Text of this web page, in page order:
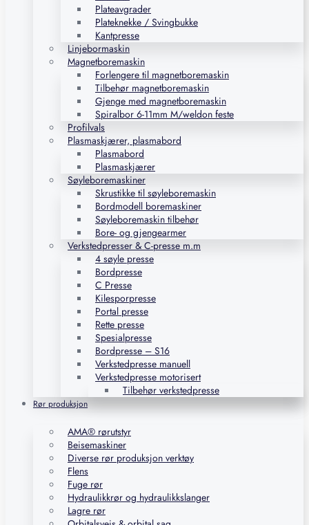
Plateavgrader
Plateknekke / Svingbukke
Kantpresse
Linjebormaskin
Magnetboremaskin
Forlengere til magnetboremaskin
Tilbehør magnetboremaskin
Gjenge med magnetboremaskin
Spiralbor 6-11mm M/weldon feste
Profilvals
Plasmaskjærer, plasmabord
Plasmabord
Plasmaskjærer
Søyleboremaskiner
Skrustikke til søyleboremaskin
Bordmodell boremaskiner
Søyleboremaskin tilbehør
Bore- og gjengearmer
Verkstedpresser & C-presse m.m
4 søyle presse
Bordpresse
C Presse
Kilesporpresse
Portal presse
Rette presse
Spesialpresse
Bordpresse – S16
Verkstedpresse manuell
Verkstedpresse motorisert
Tilbehør verkstedpresse
Rør produksjon
AMA® rørutstyr
Beisemaskiner
Diverse rør produksjon verktøy
Flens
Fuge rør
Hydraulikkrør og hydraulikkslanger
Lagre rør